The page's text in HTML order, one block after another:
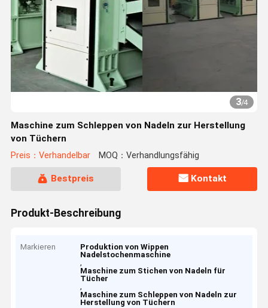
3/4
Maschine zum Schleppen von Nadeln zur Herstellung
von Tüchern
Preis：Verhandelbar MOQ：Verhandlungsfähig
Bestpreis Kontakt
Produkt-Beschreibung
Markieren
Produktion von Wippen
Nadelstochenmaschine
,
Maschine zum Stichen von Nadeln für
Tücher
,
Maschine zum Schleppen von Nadeln zur
Herstellung von Tüchern